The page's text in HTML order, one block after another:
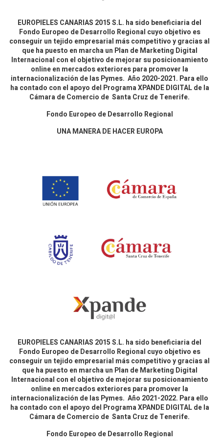
EUROPIELES CANARIAS 2015 S.L. ha sido beneficiaria del
Fondo Europeo de Desarrollo Regional cuyo objetivo es
conseguir un tejido empresarial más competitivo y gracias al
que ha puesto en marcha un Plan de Marketing Digital
Internacional con el objetivo de mejorar su posicionamiento
online en mercados exteriores para promover la
internacionalización de las Pymes. Año 2020-2021. Para ello
ha contado con el apoyo del Programa XPANDE DIGITAL de la
Cámara de Comercio de Santa Cruz de Tenerife.
Fondo Europeo de Desarrollo Regional
UNA MANERA DE HACER EUROPA
EUROPIELES CANARIAS 2015 S.L. ha sido beneficiaria del
Fondo Europeo de Desarrollo Regional cuyo objetivo es
conseguir un tejido empresarial más competitivo y gracias al
que ha puesto en marcha un Plan de Marketing Digital
Internacional con el objetivo de mejorar su posicionamiento
online en mercados exteriores para promover la
internacionalización de las Pymes. Año 2021-2022. Para ello
ha contado con el apoyo del Programa XPANDE DIGITAL de la
Cámara de Comercio de Santa Cruz de Tenerife.
Fondo Europeo de Desarrollo Regional